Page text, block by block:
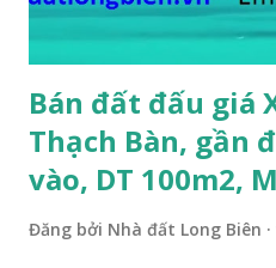
Bán đất đấu giá
Thạch Bàn, gần
vào, DT 100m2,
Đăng bởi Nhà đất Long Biên